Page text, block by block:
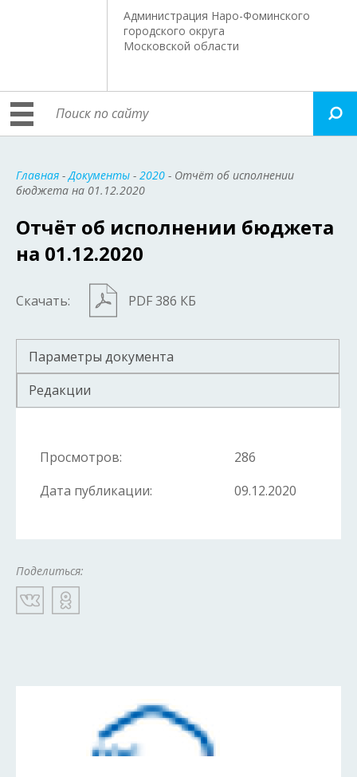
Администрация Наро-Фоминского
городского округа
Московской области
Главная -Документы - 2020 - Отчёт об исполнении
бюджета на 01.12.2020
Отчёт об исполнении бюджета
на 01.12.2020
Скачать: PDF 386 КБ
Параметры документа
Редакции
Просмотров:
286
Дата публикации:
09.12.2020
Поделиться: